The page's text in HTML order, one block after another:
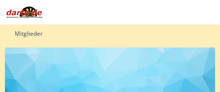
Mitglieder